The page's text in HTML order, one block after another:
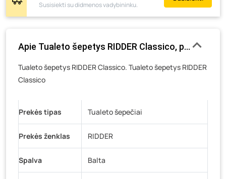
Pramonės g. 6E, Šilutė- 0 vienetų
Gedimino g. 54, Tauragė- 0 vienetų
Veteranų g. 11, Visaginas- 0 vienetų
Baravykų g. 1, Druskininkai- 0 vienetų
Vilniaus g. 89D, Ukmergė
K. Donelaičio g. 17, Rokiškis
Šaltupės g. 64, Zarasai- 0 vienetų
Susisiekti su didmenos vadybininku.
Apie Tualeto šepetys RIDDER Classico,
Tualeto šepetys RIDDER Classico. Tualeto šepetys RIDDER
Classico
Prekės tipas Tualeto šepečiai
Prekės ženklas RIDDER
Spalva Balta